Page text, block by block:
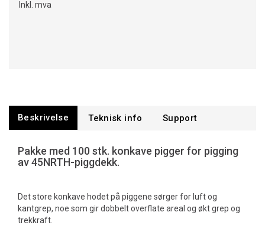
Inkl. mva
Beskrivelse Teknisk info Support
Pakke med 100 stk. konkave pigger for pigging
av 45NRTH-piggdekk.
Det store konkave hodet på piggene sørger for luft og
kantgrep, noe som gir dobbelt overflate areal og økt grep og
trekkraft.